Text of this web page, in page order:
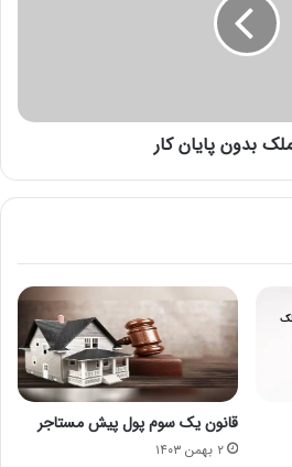
بدون پایان کار
قانون یک سوم پول پیش مستاجر
۲ بهمن ۱۴۰۳